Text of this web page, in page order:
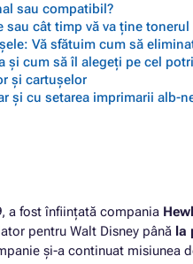
sau compatibil?
cât timp vă va ține
Vă sfătuim cum să
și cum să îl alegeți pe cel
și cartușelor
și cu setarea imprimarii alb-
a fost înființată compania
pentru Walt Disney până la
și-a continuat misiunea